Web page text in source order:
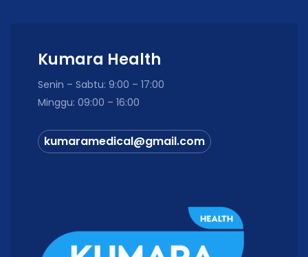
Kumara Health
Senin – Sabtu: 9:00 – 17:00
Minggu: 09:00 – 16:00
kumaramedical@gmail.com